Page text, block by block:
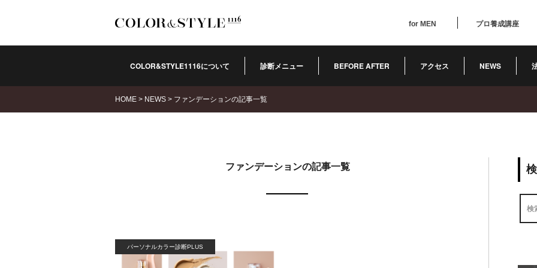
for MEN プロ養成講座
COLOR&STYLE1116について 診断メニュー BEFORE AFTER アクセス NEWS
HOME> NEWS> ファンデーションの記事一覧
ファンデーションの記事一覧
パーソナルカラー診断PLUS